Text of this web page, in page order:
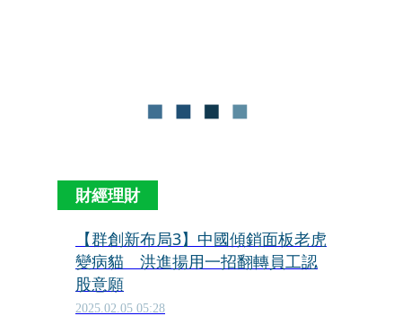
財經理財
【群創新布局3】中國傾銷面板老虎
變病貓 洪進揚用一招翻轉員工認
股意願
2025.02.05 05:28